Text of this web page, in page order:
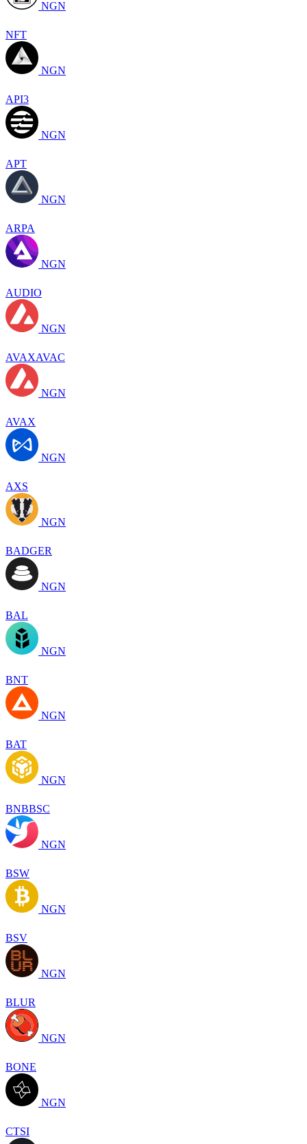
NGN
NFT
NGN
API3
NGN
APT
NGN
ARPA
NGN
AUDIO
NGN
AVAXAVAC
NGN
AVAX
NGN
AXS
NGN
BADGER
NGN
BAL
NGN
BNT
NGN
BAT
NGN
BNBBSC
NGN
BSW
NGN
BSV
NGN
BLUR
NGN
BONE
NGN
CTSI